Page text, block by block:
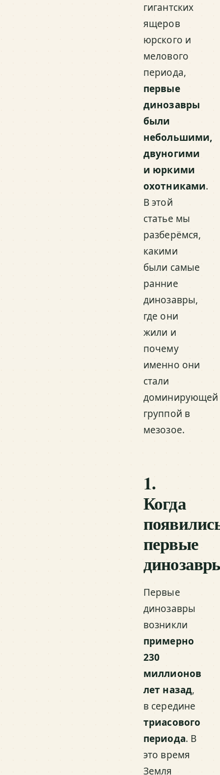
гигантских
ящеров
юрского и
мелового
периода,
первые
динозавры
были
небольшими,
двуногими
и юркими
охотниками.
В этой
статье мы
разберёмся,
какими
были самые
ранние
динозавры,
где они
жили и
почему
именно они
стали
доминирующей
группой в
мезозое.
1.
Когда
первые
Первые
динозавры
возникли
примерно
230
миллионов
лет назад,
в середине
триасового
периода. В
это время
Земля